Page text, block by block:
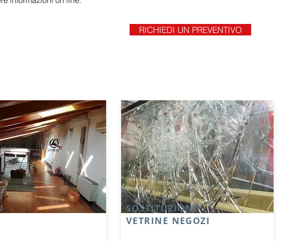
RICHIEDI UN PREVENTIVO
SOSTITUZIONE
VETRINE NEGOZI